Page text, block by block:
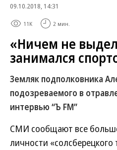
09.10.2018, 14:31
11K 2 мин.
«Ничем не
занимался
Земляк подполковника
подозреваемого в
интервью “Ъ FM”
СМИ сообщают все
личности «солсберецкого